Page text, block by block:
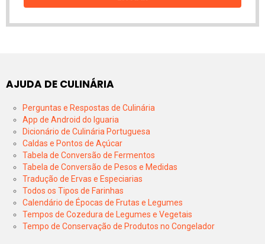
AJUDA DE CULINÁRIA
Perguntas e Respostas de Culinária
App de Android do Iguaria
Dicionário de Culinária Portuguesa
Caldas e Pontos de Açúcar
Tabela de Conversão de Fermentos
Tabela de Conversão de Pesos e Medidas
Tradução de Ervas e Especiarias
Todos os Tipos de Farinhas
Calendário de Épocas de Frutas e Legumes
Tempos de Cozedura de Legumes e Vegetais
Tempo de Conservação de Produtos no Congelador